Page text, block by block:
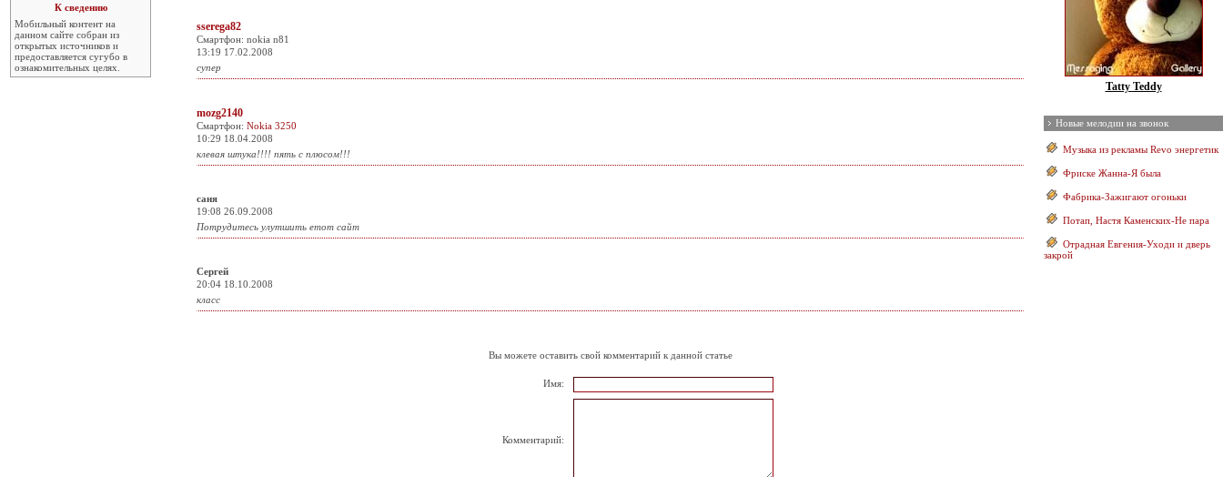
К сведению
Мобильный контент на
данном сайте собран из
открытых источников и
предоставляется сугубо в
ознакомительных целях.
sserega82
Смартфон: nokia n81
13:19 17.02.2008
супер
mozg2140
Смартфон: Nokia 3250
10:29 18.04.2008
клевая штука!!!! пять с плюсом!!!
саня
19:08 26.09.2008
Потрудитесь улутшить етот сайт
Сергей
20:04 18.10.2008
класс
Вы можете оставить свой комментарий к данной статье
Имя:
Комментарий:
Tatty Teddy
Новые мелодии на звонок
Музыка из рекламы Revo энергетик
Фриске Жанна-Я была
Фабрика-Зажигают огоньки
Потап, Настя Каменских-Не пара
Отрадная Евгения-Уходи и дверь
закрой